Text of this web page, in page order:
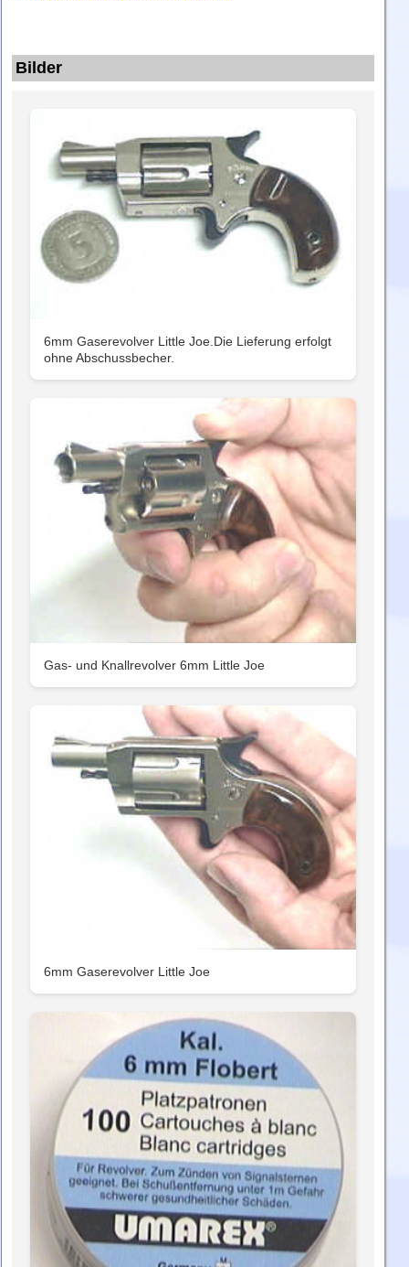
Bilder
6mm Gaserevolver Little Joe.Die Lieferung erfolgt
ohne Abschussbecher.
Gas- und Knallrevolver 6mm Little Joe
6mm Gaserevolver Little Joe